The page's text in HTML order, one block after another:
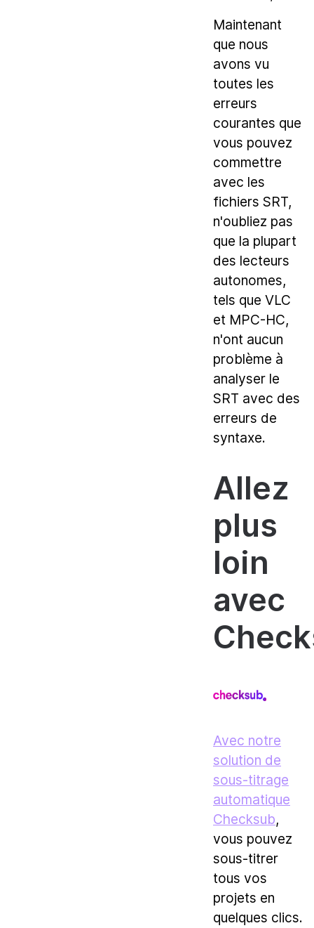
Maintenant
que nous
avons vu
toutes les
erreurs
courantes que
vous pouvez
commettre
avec les
fichiers SRT,
n'oubliez pas
que la plupart
des lecteurs
autonomes,
tels que VLC
et MPC-HC,
n'ont aucun
problème à
analyser le
SRT avec des
erreurs de
syntaxe.
Allez
plus
loin
avec
Avec notre
solution de
sous-titrage
automatique
Checksub,
vous pouvez
sous-titrer
tous vos
projets en
quelques clics.